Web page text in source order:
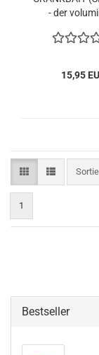
- der
15,95
1
Bestseller